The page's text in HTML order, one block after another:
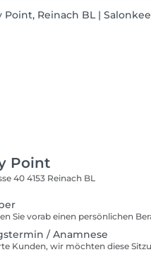
Point
40 4153 Reinach BL
/ Anamnese